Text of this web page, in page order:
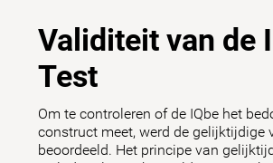
Validiteit van de
Test
Om te controleren of de IQbe het
construct meet, werd de gelijktijdige
beoordeeld. Het principe van